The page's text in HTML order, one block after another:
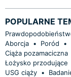
POPULARNE
Aborcja • Poród •
Ciąża pozamaciczna
Łożysko przodujące
USG ciąży •